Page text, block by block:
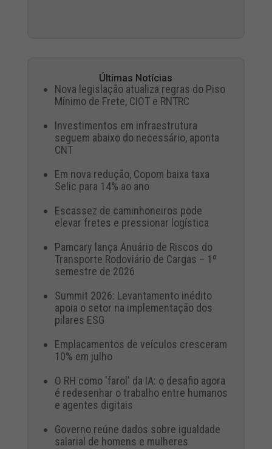
Últimas Notícias
Nova legislação atualiza regras do Piso
Mínimo de Frete, CIOT e RNTRC
Investimentos em infraestrutura
seguem abaixo do necessário, aponta
CNT
Em nova redução, Copom baixa taxa
Selic para 14% ao ano
Escassez de caminhoneiros pode
elevar fretes e pressionar logística
Pamcary lança Anuário de Riscos do
Transporte Rodoviário de Cargas – 1º
semestre de 2026
Summit 2026: Levantamento inédito
apoia o setor na implementação dos
pilares ESG
Emplacamentos de veículos cresceram
10% em julho
O RH como 'farol' da IA: o desafio agora
é redesenhar o trabalho entre humanos
e agentes digitais
Governo reúne dados sobre igualdade
salarial de homens e mulheres